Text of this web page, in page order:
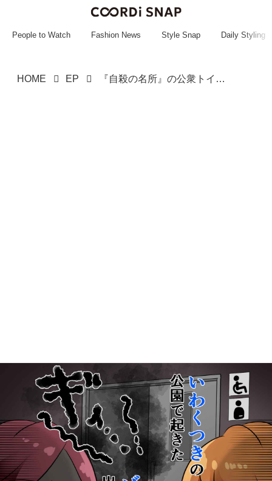
~~~~~~~~~~~
People to Watch Fashion News Style Snap Daily Styling
HOME EP 『自殺の名所』の公衆トイレの扉が開き → 目撃した【まさかの光景】に、幼馴染が逃げ惑う！